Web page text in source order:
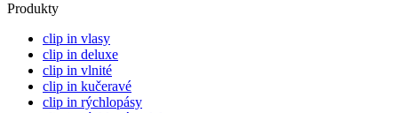
Produkty
clip in vlasy
clip in deluxe
clip in vlnité
clip in kučeravé
clip in rýchlopásy